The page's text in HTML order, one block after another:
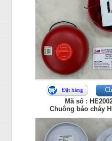
Đặt hàng
Mã số :
Chuông báo cháy